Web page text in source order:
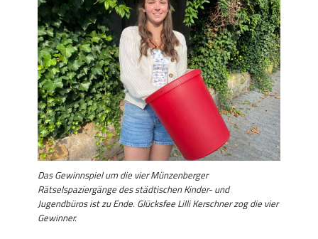
Das Gewinnspiel um die vier Münzenberger
Rätselspaziergänge des städtischen Kinder- und
Jugendbüros ist zu Ende. Glücksfee Lilli Kerschner zog die vier
Gewinner.